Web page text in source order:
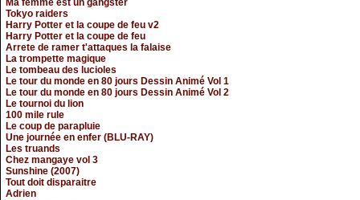
Ma femme est un gangster
Tokyo raiders
Harry Potter et la coupe de feu v2
Harry Potter et la coupe de feu
Arrete de ramer t'attaques la falaise
La trompette magique
Le tombeau des lucioles
Le tour du monde en 80 jours Dessin Animé Vol 1
Le tour du monde en 80 jours Dessin Animé Vol 2
Le tournoi du lion
100 mile rule
Le coup de parapluie
Une journée en enfer (BLU-RAY)
Les truands
Chez mangaye vol 3
Sunshine (2007)
Tout doit disparaitre
Adrien